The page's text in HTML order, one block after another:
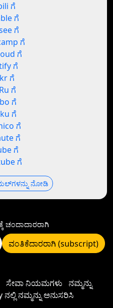
ಗೆ
ಗೆ
ಗೆ
ಗೆ
ಗೆ
ಗೆ
ಗೆ
ಗೆ
ಗೆ
ಗೆ
ಗೆ
ಗೆ
ಗೆ
ಗೆ
ನೋಡಿ
ಚಂದಾದಾರರಾಗಿ
ವಂತಿಕೆದಾರರಾಗಿ (subscript)
ಸೇವಾ ನಿಯಮಗಳು ನಮ್ಮನ್ನು
ನಮ್ಮನ್ನು ಅನುಸರಿಸಿ